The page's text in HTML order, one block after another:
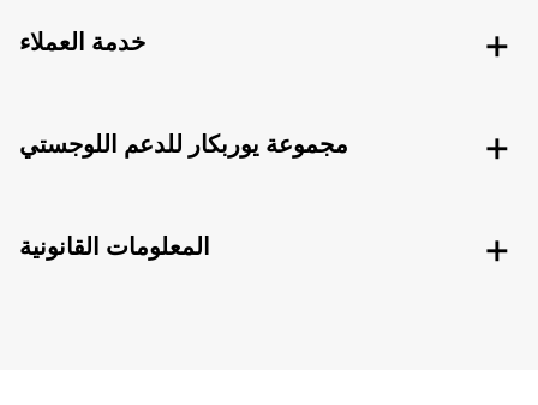
خدمة العملاء
مجموعة يوربكار للدعم اللوجستي
المعلومات القانونية